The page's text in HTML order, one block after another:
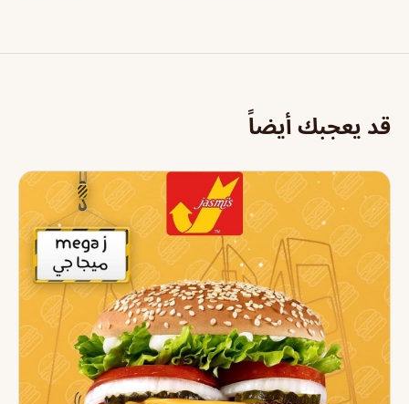
قد يعجبك أيضاً